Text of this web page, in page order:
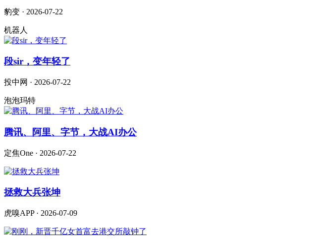
豹变 · 2026-07-22
机器人
段sir，变年轻了
投中网 · 2026-07-22
泡泡玛特
腾讯、阿里、字节，大战AI办公
定焦One · 2026-07-22
拯救大兵张坤
虎嗅APP · 2026-07-09